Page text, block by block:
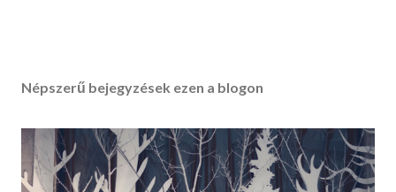
Népszerű bejegyzések ezen a blogon